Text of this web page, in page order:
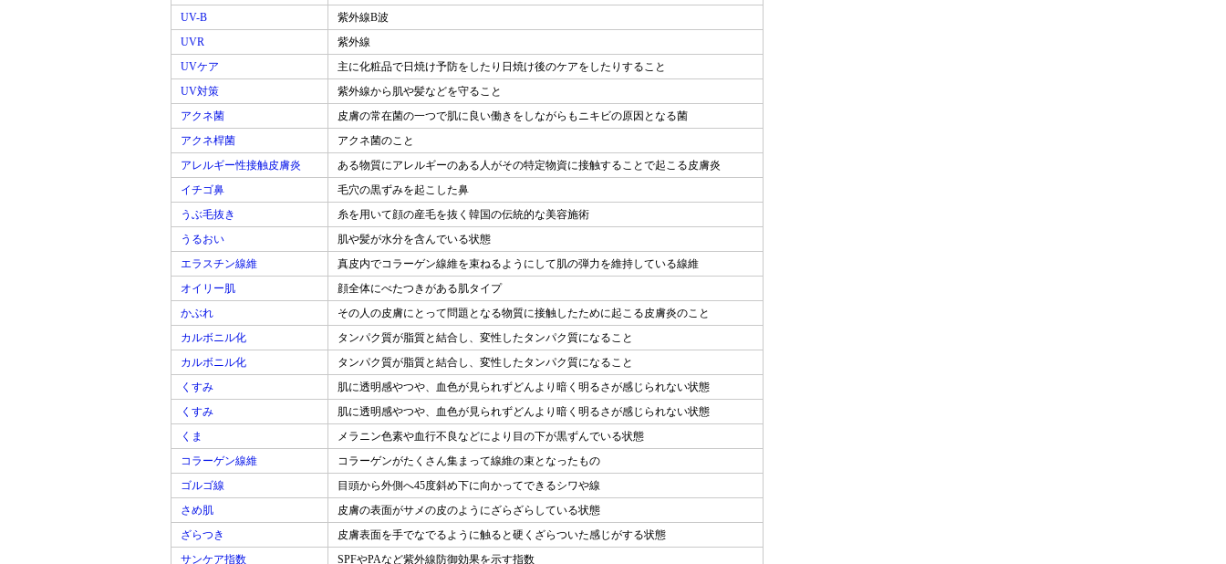
UV-B
紫外線B波
UVR
紫外線
UVケア
主に化粧品で日焼け予防をしたり日焼け後のケアをしたりすること
UV対策
紫外線から肌や髪などを守ること
アクネ菌
皮膚の常在菌の一つで肌に良い働きをしながらもニキビの原因となる菌
アクネ桿菌
アクネ菌のこと
アレルギー性接触皮膚炎
ある物質にアレルギーのある人がその特定物資に接触することで起こる皮膚炎
イチゴ鼻
毛穴の黒ずみを起こした鼻
うぶ毛抜き
糸を用いて顔の産毛を抜く韓国の伝統的な美容施術
うるおい
肌や髪が水分を含んでいる状態
エラスチン線維
真皮内でコラーゲン線維を束ねるようにして肌の弾力を維持している線維
オイリー肌
顔全体にべたつきがある肌タイプ
かぶれ
その人の皮膚にとって問題となる物質に接触したために起こる皮膚炎のこと
カルボニル化
タンパク質が脂質と結合し、変性したタンパク質になること
カルボニル化
タンパク質が脂質と結合し、変性したタンパク質になること
くすみ
肌に透明感やつや、血色が見られずどんより暗く明るさが感じられない状態
くすみ
肌に透明感やつや、血色が見られずどんより暗く明るさが感じられない状態
くま
メラニン色素や血行不良などにより目の下が黒ずんでいる状態
コラーゲン線維
コラーゲンがたくさん集まって線維の束となったもの
ゴルゴ線
目頭から外側へ45度斜め下に向かってできるシワや線
さめ肌
皮膚の表面がサメの皮のようにざらざらしている状態
ざらつき
皮膚表面を手でなでるように触ると硬くざらついた感じがする状態
サンケア指数
SPFやPAなど紫外線防御効果を示す指数